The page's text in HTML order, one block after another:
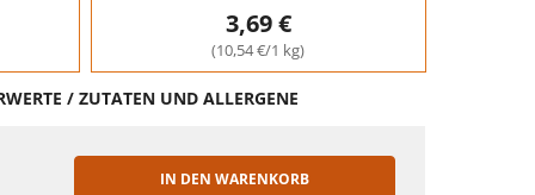
3,69 €
(10,54 €/1 kg)
/ ZUTATEN UND ALLERGENE
IN DEN WARENKORB